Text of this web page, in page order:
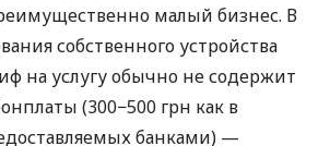
малый бизнес. В
собственного устройства
на услугу обычно не содержит
(300−500 грн как в
банками) —